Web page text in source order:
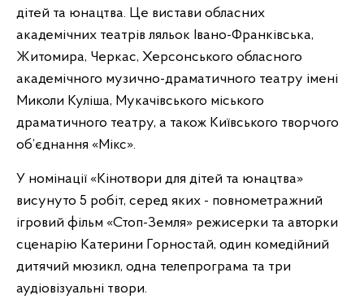
дітей та юнацтва. Це вистави обласних
академічних театрів ляльок Івано-Франківська,
Житомира, Черкас, Херсонського обласного
академічного музично-драматичного театру імені
Миколи Куліша, Мукачівського міського
драматичного театру, а також Київського творчого
об’єднання «Мікс».
У номінації «Кінотвори для дітей та юнацтва»
висунуто 5 робіт, серед яких - повнометражний
ігровий фільм «Стоп-Земля» режисерки та авторки
сценарію Катерини Горностай, один комедійний
дитячий мюзикл, одна телепрограма та три
аудіовізуальні твори.